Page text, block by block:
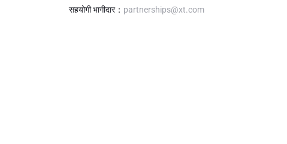
सहयोगी भागीदार： partnerships@xt.com